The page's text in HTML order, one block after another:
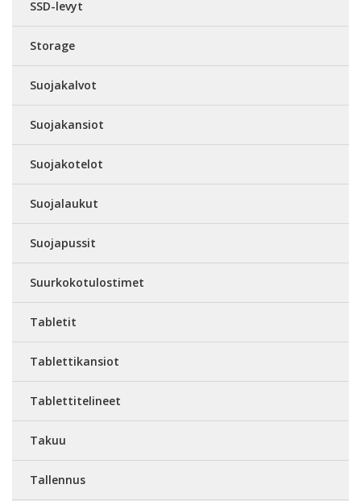
SSD-levyt
Storage
Suojakalvot
Suojakansiot
Suojakotelot
Suojalaukut
Suojapussit
Suurkokotulostimet
Tabletit
Tablettikansiot
Tablettitelineet
Takuu
Tallennus